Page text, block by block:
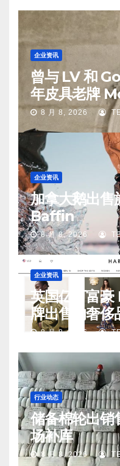
企业资讯
曾与 LV 和
年皮具老牌
手8 月 8, 2026
企业资讯
加拿大鹅出售
Baffin
8 月 8, 2026
企业资讯
英国亿万富
牌出售的奢
Nichols 正陷
8 月 8, 2026
行业动态
储备棉轮出销
场补库
8 月 8, 2026